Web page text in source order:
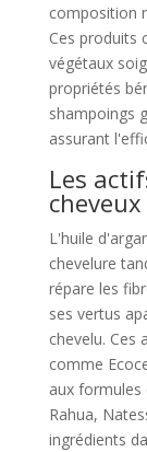
composition
Ces produits
végétaux
propriétés
shampoings
assurant
Les
L'huile
chevelure
répare les
ses vertus
chevelu. Ces
comme
aux formules
Rahua,
ingrédients